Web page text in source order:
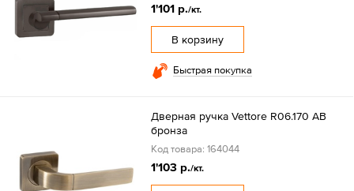
1'101 р./кт.
В корзину
Быстрая покупка
Дверная ручка Vettore R06.170 AB
бронза
Код товара: 164044
1'103 р./кт.